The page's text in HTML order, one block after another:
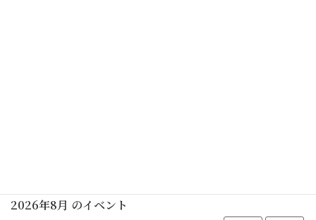
2026年8月 のイベント